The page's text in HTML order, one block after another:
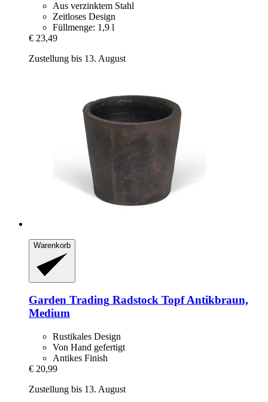
Aus verzinktem Stahl
Zeitloses Design
Füllmenge: 1,9 l
€ 23,49
Zustellung bis 13. August
Warenkorb
Garden Trading Radstock Topf Antikbraun,
Medium
Rustikales Design
Von Hand gefertigt
Antikes Finish
€ 20,99
Zustellung bis 13. August